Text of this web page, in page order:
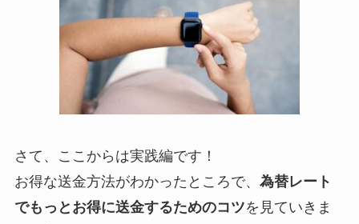
さて、ここからは実践編です！
お得な送金方法がわかったところで、 為替レート
でもっとお得に送金するためのコツを見ていきま